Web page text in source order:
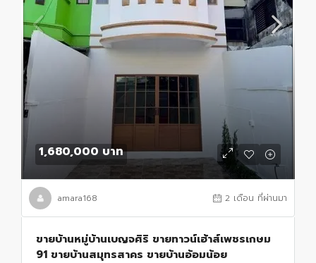
1,680,000 บาท
amara168 2 เดือน ที่ผ่านมา
ขายบ้านหมู่บ้านเบญจศิริ ขายทาวน์เฮ้าส์เพชรเกษม
91 ขายบ้านสมุทรสาคร ขายบ้านอ้อมน้อย